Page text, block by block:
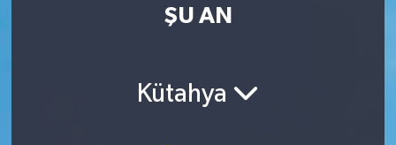
ŞU AN
Kütahya